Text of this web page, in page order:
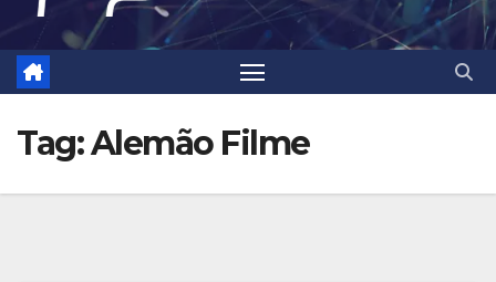
Tag:Alemão Filme